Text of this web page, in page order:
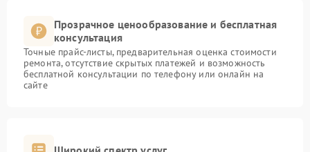
Прозрачное ценообразование и бесплатная
консультация
Точные прайс-листы, предварительная оценка стоимости
ремонта, отсутствие скрытых платежей и возможность
бесплатной консультации по телефону или онлайн на
сайте